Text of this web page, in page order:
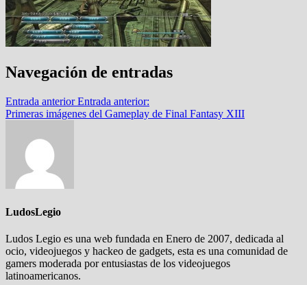
Navegación de entradas
Entrada anterior Entrada anterior:
Primeras imágenes del Gameplay de Final Fantasy XIII
LudosLegio
Ludos Legio es una web fundada en Enero de 2007, dedicada al
ocio, videojuegos y hackeo de gadgets, esta es una comunidad de
gamers moderada por entusiastas de los videojuegos
latinoamericanos.